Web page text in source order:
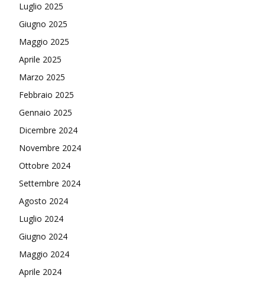
Luglio 2025
Giugno 2025
Maggio 2025
Aprile 2025
Marzo 2025
Febbraio 2025
Gennaio 2025
Dicembre 2024
Novembre 2024
Ottobre 2024
Settembre 2024
Agosto 2024
Luglio 2024
Giugno 2024
Maggio 2024
Aprile 2024